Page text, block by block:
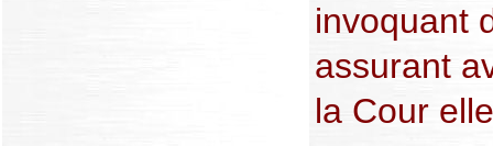
invoquant
assurant
la Cour